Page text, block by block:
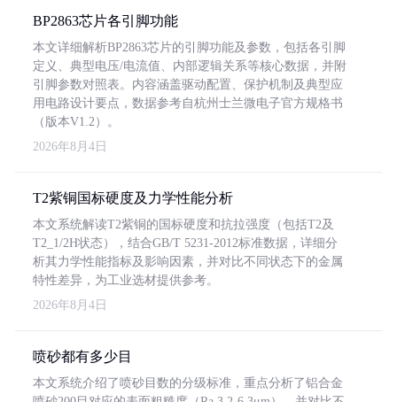
BP2863芯片各引脚功能
本文详细解析BP2863芯片的引脚功能及参数，包括各引脚
定义、典型电压/电流值、内部逻辑关系等核心数据，并附
引脚参数对照表。内容涵盖驱动配置、保护机制及典型应
用电路设计要点，数据参考自杭州士兰微电子官方规格书
（版本V1.2）。
2026年8月4日
T2紫铜国标硬度及力学性能分析
本文系统解读T2紫铜的国标硬度和抗拉强度（包括T2及
T2_1/2H状态），结合GB/T 5231-2012标准数据，详细分
析其力学性能指标及影响因素，并对比不同状态下的金属
特性差异，为工业选材提供参考。
2026年8月4日
喷砂都有多少目
本文系统介绍了喷砂目数的分级标准，重点分析了铝合金